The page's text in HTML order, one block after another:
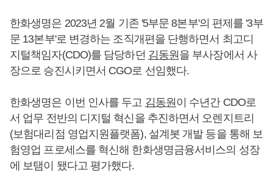
한화생명은 2023년 2월 기존 '5부문 8본부'의 편제를 '3부
문 13본부'로 변경하는 조직개편을 단행하면서 최고디
지털책임자(CDO)를 담당하던 김동원을 부사장에서 사
장으로 승진시키면서 CGO로 선임했다.
한화생명은 이번 인사를 두고 김동원이 수년간 CDO로
서 업무 전반의 디지털 혁신을 추진하면서 오렌지트리
(보험대리점 영업지원플랫폼), 설계봇 개발 등을 통해 보
험영업 프로세스를 혁신해 한화생명금융서비스의 성장
에 보탬이 됐다고 평가했다.